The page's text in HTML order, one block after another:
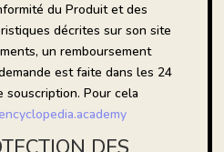
du Produit et des
décrites sur son site
un remboursement
est faite dans les 24
souscription. Pour cela